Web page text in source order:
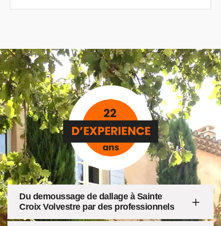
Du demoussage de dallage à Sainte
Croix Volvestre par des professionnels